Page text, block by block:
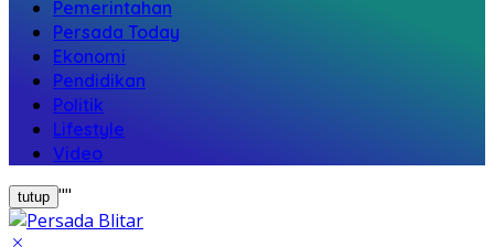
Pemerintahan
Persada Today
Ekonomi
Pendidikan
Politik
Lifestyle
Video
tutup ""